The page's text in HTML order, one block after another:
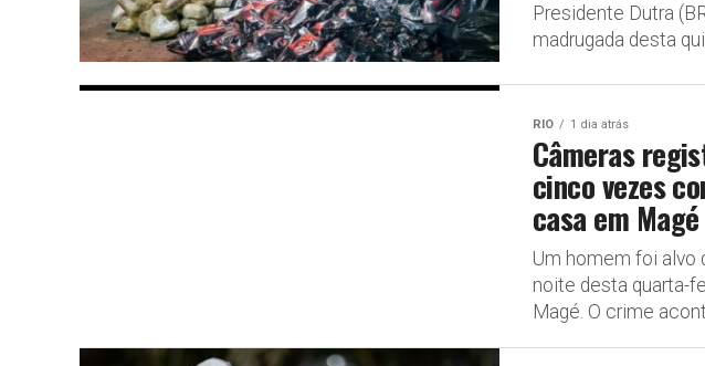
Presidente Dutra
madrugada desta
RIO 1 dia atrás
Câmeras
cinco vezes
casa em Magé
Um homem foi alvo
noite desta quarta-
Magé. O crime